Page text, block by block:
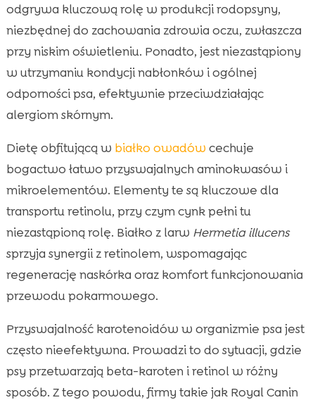
odgrywa kluczową rolę w produkcji rodopsyny,
niezbędnej do zachowania zdrowia oczu, zwłaszcza
przy niskim oświetleniu. Ponadto, jest niezastąpiony
w utrzymaniu kondycji nabłonków i ogólnej
odporności psa, efektywnie przeciwdziałając
alergiom skórnym.
Dietę obfitującą w białko owadów cechuje
bogactwo łatwo przyswajalnych aminokwasów i
mikroelementów. Elementy te są kluczowe dla
transportu retinolu, przy czym cynk pełni tu
niezastąpioną rolę. Białko z larw Hermetia illucens
sprzyja synergii z retinolem, wspomagając
regenerację naskórka oraz komfort funkcjonowania
przewodu pokarmowego.
Przyswajalność karotenoidów w organizmie psa jest
często nieefektywna. Prowadzi to do sytuacji, gdzie
psy przetwarzają beta-karoten i retinol w różny
sposób. Z tego powodu, firmy takie jak Royal Canin